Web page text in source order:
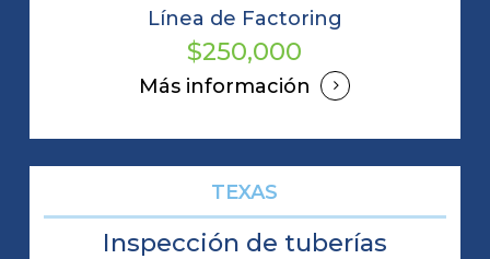
Línea de Factoring
$250,000
Más información
TEXAS
Inspección de tuberías